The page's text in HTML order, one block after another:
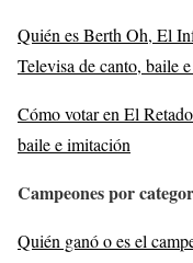
Quién es Berth Oh, El
Televisa de canto, baile
Cómo votar en El
baile e imitación
Campeones por
Quién ganó o es el